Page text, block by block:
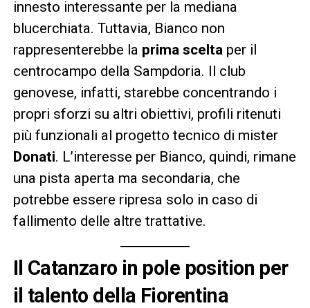
innesto interessante per la mediana
blucerchiata. Tuttavia, Bianco non
rappresenterebbe la prima sceltaper il
centrocampo della Sampdoria. Il club
genovese, infatti, starebbe concentrando i
propri sforzi su altri obiettivi, profili ritenuti
più funzionali al progetto tecnico di mister
Donati. L’interesse per Bianco, quindi, rimane
una pista aperta ma secondaria, che
potrebbe essere ripresa solo in caso di
fallimento delle altre trattative.
Il Catanzaro in pole position per
il talento della Fiorentina